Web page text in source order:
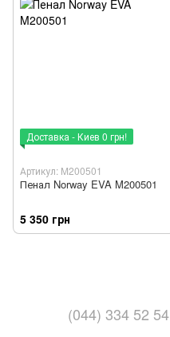
Доставка - Киев 0 грн!
Артикул: M200501
Пенал Norway EVA M200501
5 350 грн
(044) 334 52 54